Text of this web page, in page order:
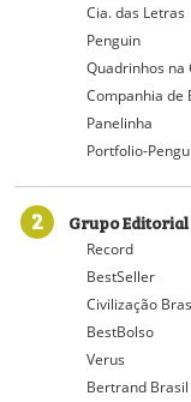
Cia. das Letras
Penguin
Quadrinhos na
Companhia de
Panelinha
Portfolio-
2 Grupo
Record
BestSeller
Civilização
BestBolso
Verus
Bertrand Brasil